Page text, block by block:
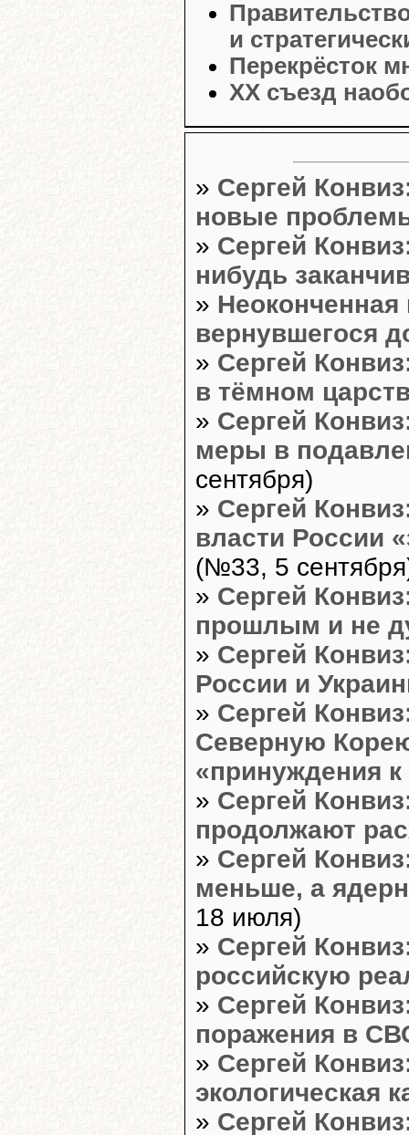
и
Перекрёсток
XX съезд
» Сергей
новые
» Сергей
нибудь
» Неоконченная
вернувшегося
» Сергей
в тёмном
» Сергей
меры в
сентября)
» Сергей
власти России
(№33, 5
» Сергей
прошлым и не
» Сергей
России и
» Сергей
Северную
«принуждения
» Сергей
продолжают
» Сергей
меньше, а
18 июля)
» Сергей
российскую
» Сергей
поражения в
» Сергей
экологическая
» Сергей